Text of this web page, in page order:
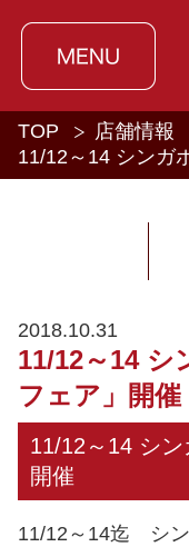
TOP
店舗情報
11/12～14 シンガ
2018.10.31
11/12～14 シ
フェア」開催
11/12～14 シ
開催
11/12～14迄 シン